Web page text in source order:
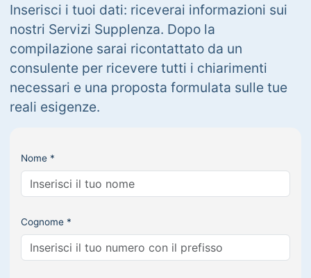
Inserisci i tuoi dati: riceverai informazioni sui
nostri Servizi Supplenza. Dopo la
compilazione sarai ricontattato da un
consulente per ricevere tutti i chiarimenti
necessari e una proposta formulata sulle tue
reali esigenze.
Nome *
Cognome *